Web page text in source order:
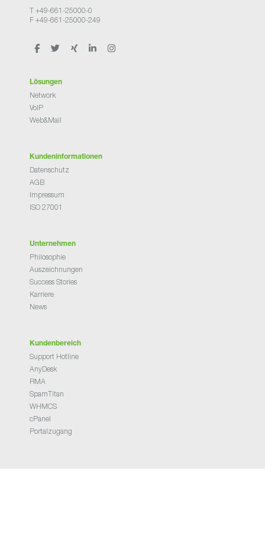
T +49-661-25000-0
F +49-661-25000-249
Lösungen
Network
VoIP
Web&Mail
Kundeninformationen
Datenschutz
AGB
Impressum
ISO 27001
Unternehmen
Philosophie
Auszeichnungen
Success Stories
Karriere
News
Kundenbereich
Support Hotline
AnyDesk
RMA
SpamTitan
WHMCS
cPanel
Portalzugang